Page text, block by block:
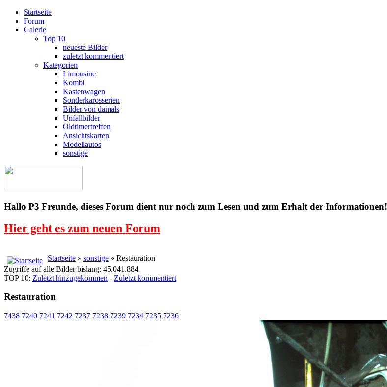
Startseite
Forum
Galerie
Top 10
neueste Bilder
zuletzt kommentiert
Kategorien
Limousine
Kombi
Kastenwagen
Sonderkarosserien
Bilder von damals
Unfallbilder
Oldtimertreffen
Ansichtskarten
Modellautos
sonstige
Hallo P3 Freunde, dieses Forum dient nur noch zum Lesen und zum Erhalt der Informationen!
Hier geht es zum neuen Forum
Startseite » sonstige » Restauration
Zugriffe auf alle Bilder bislang: 45.041.884
TOP 10: Zuletzt hinzugekommen - Zuletzt kommentiert
Restauration
7438 7240 7241 7242 7237 7238 7239 7234 7235 7236